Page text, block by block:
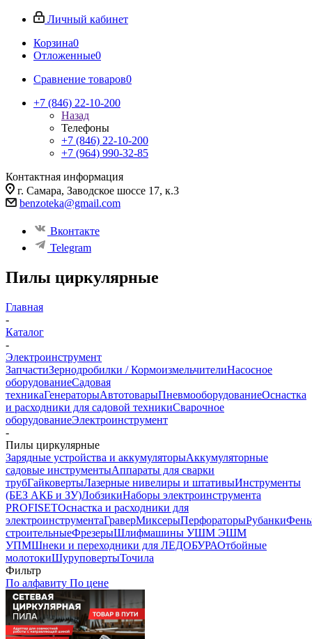
Личный кабинет
Корзина0
Отложенные0
Сравнение товаров0
+7 (846) 22-10-200
Назад
Телефоны
+7 (846) 22-10-200
+7 (964) 990-32-85
Контактная информация
г. Самара, Заводское шоссе 17, к.3
benzoteka@gmail.com
Вконтакте
Telegram
Пилы циркулярные
Главная
-
Каталог
-
Электроинструмент
ЗапчастиЗернодробилки / КормоизмельчителиНасосное
оборудованиеСадовая
техникаГенераторыАвтотоварыПневмооборудованиеОснастка
и расходники для садовой техникиСварочное
оборудованиеЭлектроинструмент
-
Пилы циркулярные
Зарядные устройства и аккумуляторыАккумуляторные
садовые инструментыАппараты для сварки
трубГайковертыЛазерные нивелиры и штативыИнструменты
(БЕЗ АКБ и ЗУ)ЛобзикиНаборы электроинструмента
PROFISETОснастка и расходники для
электроинструментаГраверМиксерыПерфораторыРубанки
строительныеФрезерыШлифмашины УШМ ЭШМ
УПМШнеки и переходники для ЛЕДОБУРАОтбойные
молотокиШуруповертыТочила
Фильтр
По алфавиту По цене